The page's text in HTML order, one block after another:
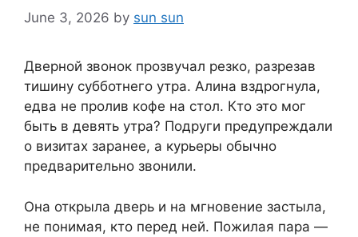
June 3, 2026 by sun sun
Дверной звонок прозвучал резко, разрезав
тишину субботнего утра. Алина вздрогнула,
едва не пролив кофе на стол. Кто это мог
быть в девять утра? Подруги предупреждали
о визитах заранее, а курьеры обычно
предварительно звонили.
Она открыла дверь и на мгновение застыла,
не понимая, кто перед ней. Пожилая пара —